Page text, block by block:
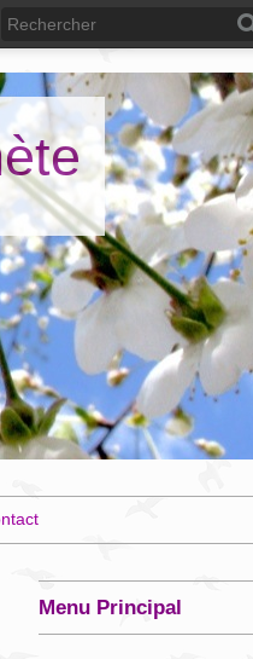
Menu Principal